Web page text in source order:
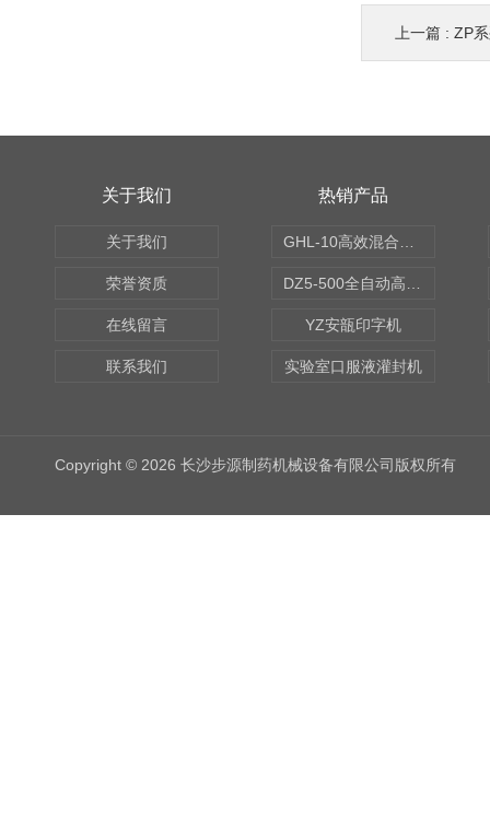
上一篇 : ZP
关于我们
关于我们
荣誉资质
在线留言
联系我们
热销产品
YZ安瓿印字机
实验室口服液灌封机
Copyright © 2026 长沙步源制药机械设备有限公司版权所有